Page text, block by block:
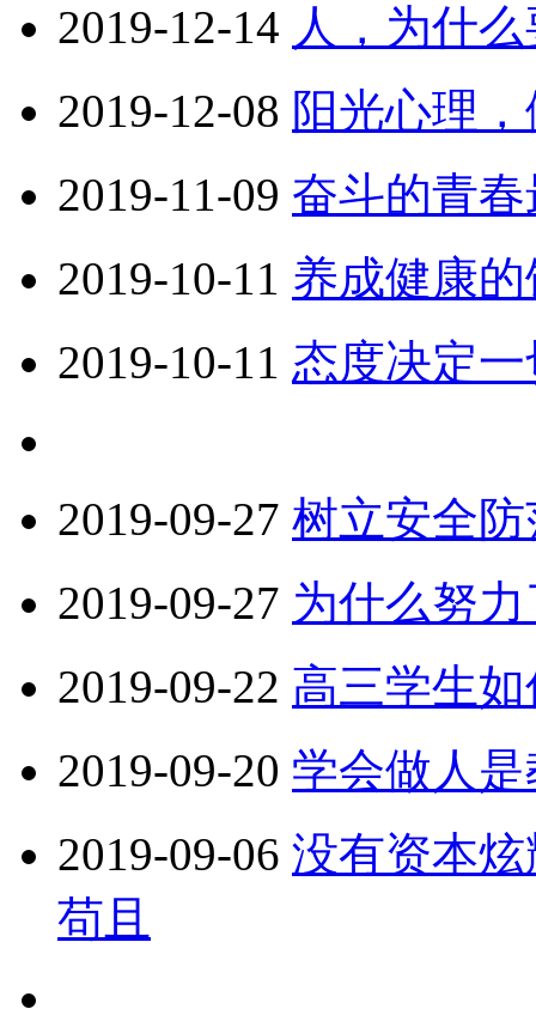
2019-12-14 人，为什
2019-12-08 阳光心理
2019-11-09 奋斗的青
2019-10-11 养成健康
2019-10-11 态度决定一
2019-09-27 树立安全
2019-09-27 为什么努
2019-09-22 高三学生
2019-09-20 学会做人
2019-09-06 没有资本
苟且